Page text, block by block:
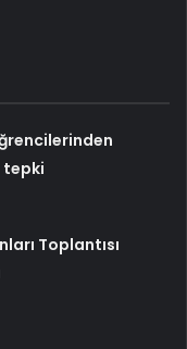
tepki
Toplantısı